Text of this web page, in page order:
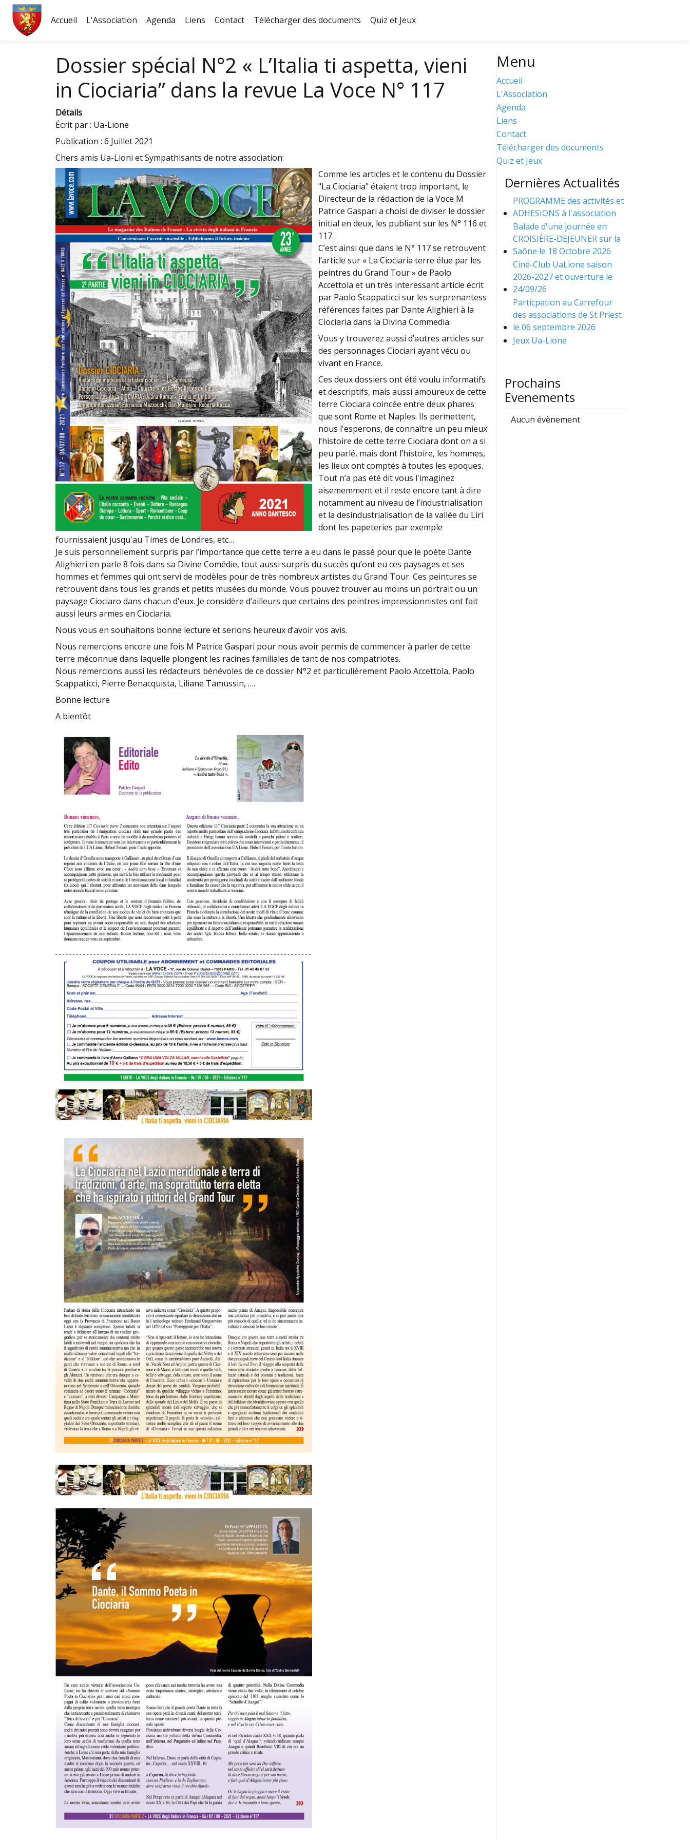
Accueil L'Association Agenda Liens Contact Télécharger des documents Quiz et Jeux
Dossier spécial N°2 « L’Italia ti aspetta, vieni
in Ciociaria” dans la revue La Voce N° 117
Détails
Écrit par : Ua-Lione
Publication : 6 Juillet 2021
Chers amis Ua-Lioni et Sympathisants de notre association:
Comme les articles et le contenu du Dossier
"La Ciociaria" étaient trop important, le
Directeur de la rédaction de la Voce M
Patrice Gaspari a choisi de diviser le dossier
initial en deux, les publiant sur les N° 116 et
117.
C’est ainsi que dans le N° 117 se retrouvent
l’article sur « La Ciociaria terre élue par les
peintres du Grand Tour » de Paolo
Accettola et un très interessant article écrit
par Paolo Scappaticci sur les surprenantess
références faites par Dante Alighieri à la
Ciociaria dans la Divina Commedia.
Vous y trouverez aussi d’autres articles sur
des personnages Ciociari ayant vécu ou
vivant en France.
Ces deux dossiers ont été voulu informatifs
et descriptifs, mais aussi amoureux de cette
terre Ciociara coincée entre deux phares
que sont Rome et Naples. Ils permettent,
nous l'esperons, de connaître un peu mieux
l’histoire de cette terre Ciociara dont on a si
peu parlé, mais dont l’histoire, les hommes,
les lieux ont comptés à toutes les epoques.
Tout n’a pas été dit vous l'imaginez
aisememment et il reste encore tant à dire
notamment au niveau de l’industrialisation
et la desindustrialisation de la vallée du Liri
dont les papeteries par exemple
fournissaient jusqu'au Times de Londres, etc…
Je suis personnellement surpris par l’importance que cette terre a eu dans le passé pour que le poète Dante
Alighieri en parle 8 fois dans sa Divine Comédie, tout aussi surpris du succès qu’ont eu ces paysages et ses
hommes et femmes qui ont servi de modèles pour de très nombreux artistes du Grand Tour. Ces peintures se
retrouvent dans tous les grands et petits musées du monde. Vous pouvez trouver au moins un portrait ou un
paysage Ciociaro dans chacun d'eux. Je considère d’ailleurs que certains des peintres impressionnistes ont fait
aussi leurs armes en Ciociaria.
Nous vous en souhaitons bonne lecture et serions heureux d’avoir vos avis.
Nous remercions encore une fois M Patrice Gaspari pour nous avoir permis de commencer à parler de cette
terre méconnue dans laquelle plongent les racines familiales de tant de nos compatriotes.
Nous remercions aussi les rédacteurs bénévoles de ce dossier N°2 et particulièrement Paolo Accettola, Paolo
Scappaticci, Pierre Benacquista, Liliane Tamussin, ….
Bonne lecture
A bientôt
Menu
Accueil
L'Association
Agenda
Liens
Contact
Télécharger des documents
Quiz et Jeux
Dernières Actualités
PROGRAMME des activités et
ADHESIONS à l'association
Balade d'une journée en
CROISIÈRE-DEJEUNER sur la
Saône le 18 Octobre 2026
Ciné-Club UaLione saison
2026-2027 et ouverture le
24/09/26
Particpation au Carrefour
des associations de St Priest
le 06 septembre 2026
Jeux Ua-Lione
Prochains
Evenements
Aucun évènement